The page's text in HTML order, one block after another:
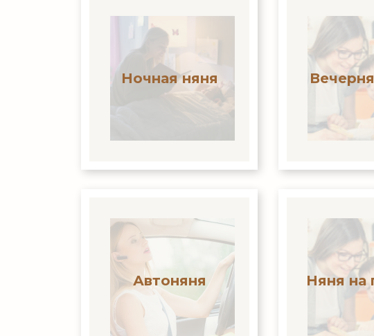
Ночная няня
Автоняня Няня на